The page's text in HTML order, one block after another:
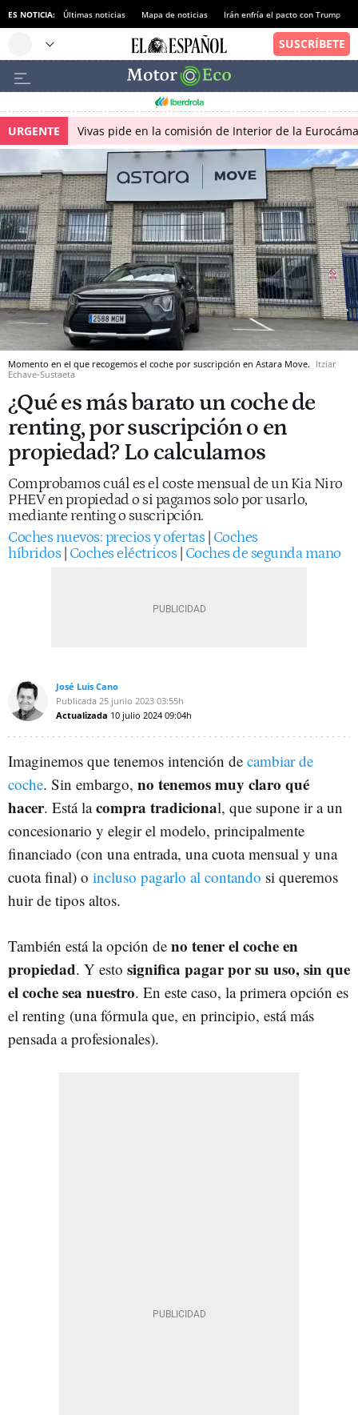
ES NOTICIA: Últimas noticias Mapa de noticias Irán enfría el pacto con Trump
URGENTE Vivas pide en la comisión de Interior de la
Momento en el que recogemos el coche por suscripción en Astara Move. Itziar
Echave-Sustaeta
¿Qué es más barato un coche de
renting, por suscripción o en
propiedad? Lo calculamos
Comprobamos cuál es el coste mensual de un Kia Niro
PHEV en propiedad o si pagamos solo por usarlo,
mediante renting o suscripción.
Coches nuevos: precios y ofertas Coches
híbridos Coches eléctricos Coches de segunda mano
José Luis Cano
Publicada 25 junio 2023 03:55h
Actualizada 10 julio 2024 09:04h
Imaginemos que tenemos intención de cambiar de
coche. Sin embargo, no tenemos muy claro qué
hacer. Está lacompra tradicional, que supone ir a un
concesionario y elegir el modelo, principalmente
financiado (con una entrada, una cuota mensual y una
cuota final) o incluso pagarlo al contando si queremos
huir de tipos altos.
También está la opción de no tener el coche en
propiedad. Y esto significa pagar por su uso, sin que
el coche sea nuestro. En este caso, la primera opción es
el renting (una fórmula que, en principio, está más
pensada a profesionales).